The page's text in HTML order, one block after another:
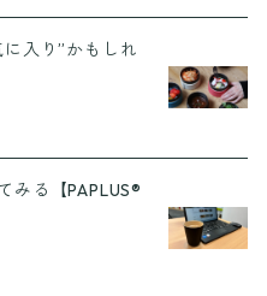
入り”かもしれ
みる【PAPLUS®